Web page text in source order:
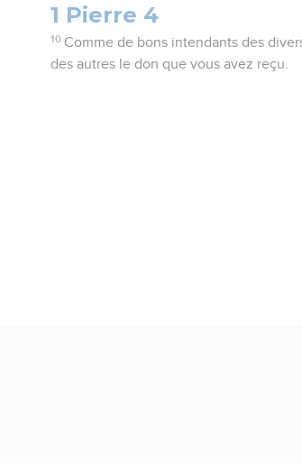
1 Pierre 4
10 Comme de bons intendants des
des autres le don que vous avez reçu.